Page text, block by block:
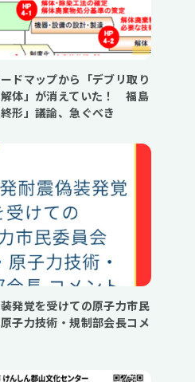
ードマップから「デブリ取り
体」が消えていた！ 福島
形」議論、急ぐべき
発覚を受けての原子力市民
子力技術・規制部会長コメ